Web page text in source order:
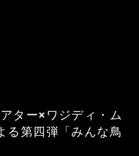
ター×ワジディ・ム
る第四弾「みんな鳥